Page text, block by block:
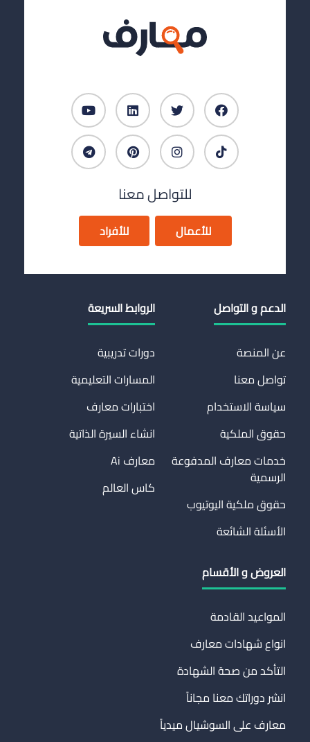
للتواصل معنا
للأعمال للأفراد
الدعم و التواصل
عن المنصة
تواصل معنا
سياسة الاستخدام
حقوق الملكية
خدمات معارف المدفوعة
الرسمية
حقوق ملكية اليوتيوب
الأسئلة الشائعة
الروابط السريعة
دورات تدريبية
المسارات التعليمية
اختبارات معارف
انشاء السيرة الذاتية
معارف Ai
كاس العالم
العروض و الأقسام
المواعيد القادمة
انواع شهادات معارف
التأكد من صحة الشهادة
انشر دوراتك معنا مجاناً
معارف على السوشيال ميدياً